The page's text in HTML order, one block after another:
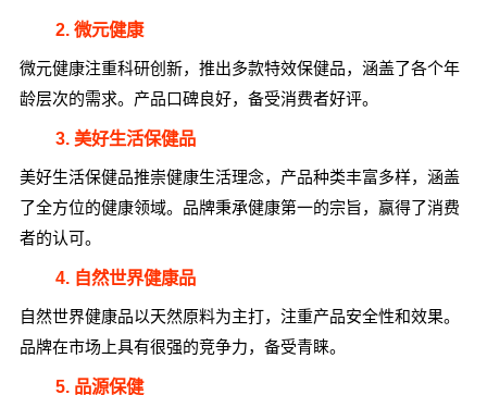
2. 微元健康
微元健康注重科研创新，推出多款特效保健品，涵盖了各个年
龄层次的需求。产品口碑良好，备受消费者好评。
3. 美好生活保健品
美好生活保健品推崇健康生活理念，产品种类丰富多样，涵盖
了全方位的健康领域。品牌秉承健康第一的宗旨，赢得了消费
者的认可。
4. 自然世界健康品
自然世界健康品以天然原料为主打，注重产品安全性和效果。
品牌在市场上具有很强的竞争力，备受青睐。
5. 品源保健